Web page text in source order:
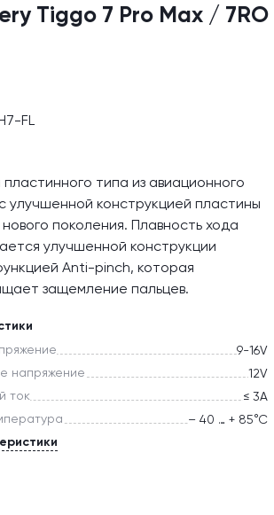
Tiggo 7 Pro Max /
FL
типа из авиационного
улучшенной конструкцией пластины
поколения. Плавность хода
улучшенной конструкции
Anti-pinch, которая
защемление пальцев.
9-16V
напряжение
12V
ток
≤ 3А
– 40 … + 85°С